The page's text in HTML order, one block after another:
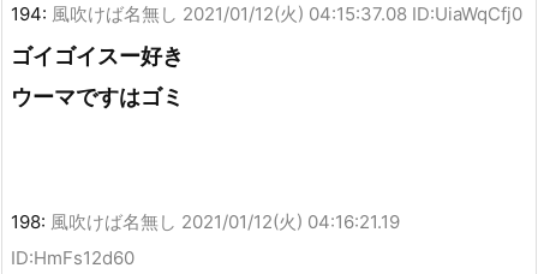
194: 風吹けば名無し 2021/01/12(火) 04:15:37.08 ID:UiaWqCfj0
ゴイゴイスー好き
ウーマですはゴミ
198: 風吹けば名無し 2021/01/12(火) 04:16:21.19
ID:HmFs12d60